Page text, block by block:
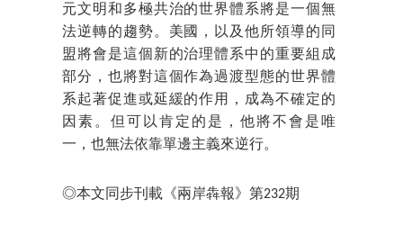
元文明和多極共治的世界體系將是一個無
法逆轉的趨勢。美國，以及他所領導的同
盟將會是這個新的治理體系中的重要組成
部分，也將對這個作為過渡型態的世界體
系起著促進或延緩的作用，成為不確定的
因素。但可以肯定的是，他將不會是唯
一，也無法依靠單邊主義來逆行。
◎本文同步刊載《兩岸犇報》第232期